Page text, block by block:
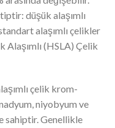
düşük alaşımlı
alaşımlı çelikler
Alaşımlı (HSLA) Çelik
çelik krom-
niyobyum ve
sahiptir. Genellikle